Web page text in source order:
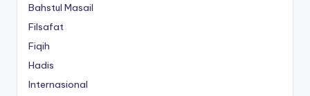
Bahstul Masail
Filsafat
Fiqih
Hadis
Internasional